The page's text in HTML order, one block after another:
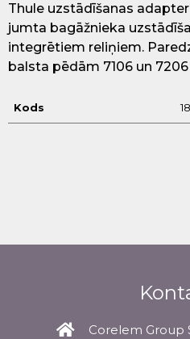
Thule uzstādīšanas
jumta bagāžnieka
integrētiem reliņiem.
balsta pēdām 7106 un 7206
Kods
Corelem Group